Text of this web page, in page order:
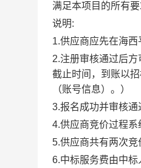
满足本项目的所有
说明:
1.供应商应先在海西
2.注册审核通过后方
截止时间，到账以
（账号信息）。 ）
3.报名成功并审核通
4.供应商竞价过程系
5.供应商共有两次竞
6.中标服务费由中标